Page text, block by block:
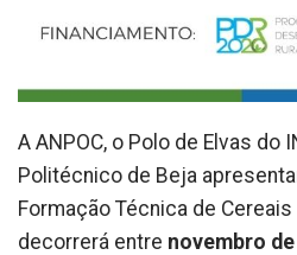
A ANPOC, o Polo de Elvas do
Politécnico de Beja
Formação Técnica de
decorrerá entre novembro